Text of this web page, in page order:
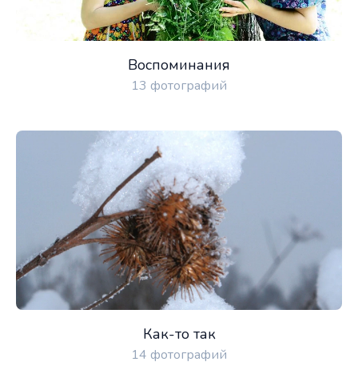
Воспоминания
13 фотографий
Как-то так
14 фотографий